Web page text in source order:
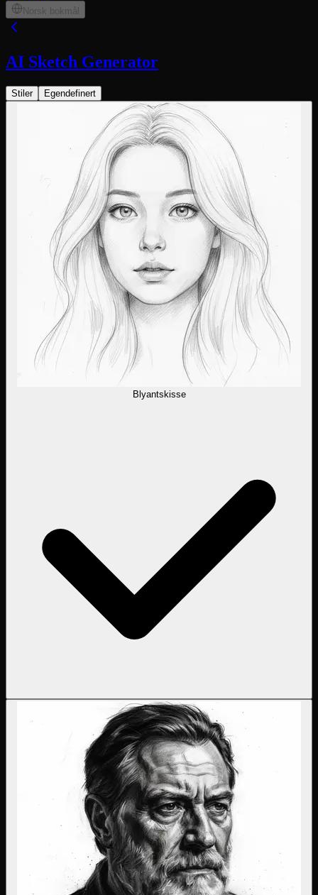
Norsk bokmål
AI Sketch Generator
Stiler Egendefinert
Blyantskisse